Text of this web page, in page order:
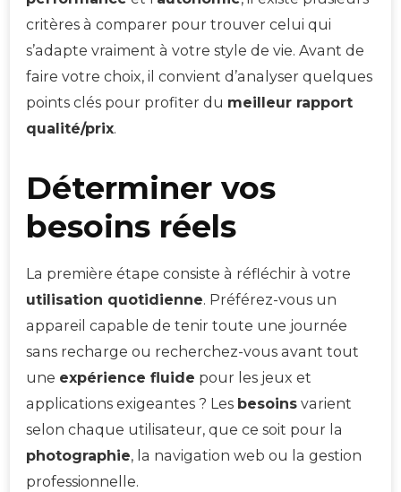
critères à comparer pour trouver celui qui
s’adapte vraiment à votre style de vie. Avant de
faire votre choix, il convient d’analyser quelques
points clés pour profiter du meilleur rapport
qualité/prix.
Déterminer vos
besoins réels
La première étape consiste à réfléchir à votre
utilisation quotidienne. Préférez-vous un
appareil capable de tenir toute une journée
sans recharge ou recherchez-vous avant tout
une expérience fluide pour les jeux et
applications exigeantes ? Les besoins varient
selon chaque utilisateur, que ce soit pour la
photographie, la navigation web ou la gestion
professionnelle.